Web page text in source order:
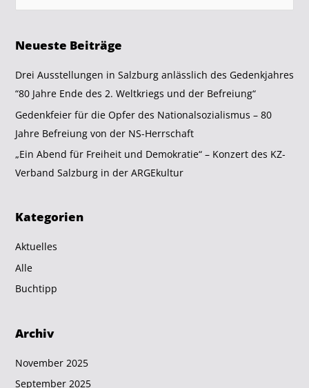
Neueste Beiträge
Drei Ausstellungen in Salzburg anlässlich des Gedenkjahres
“80 Jahre Ende des 2. Weltkriegs und der Befreiung“
Gedenkfeier für die Opfer des Nationalsozialismus – 80
Jahre Befreiung von der NS-Herrschaft
„Ein Abend für Freiheit und Demokratie“ – Konzert des KZ-
Verband Salzburg in der ARGEkultur
Kategorien
Aktuelles
Alle
Buchtipp
Archiv
November 2025
September 2025